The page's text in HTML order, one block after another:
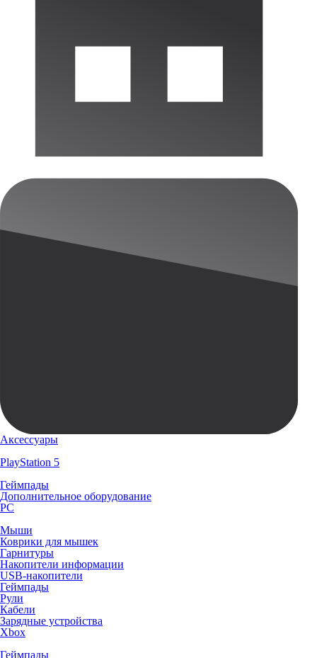
Аксессуары
PlayStation 5
Геймпады
Дополнительное оборудование
PC
Мыши
Коврики для мышек
Гарнитуры
Накопители информации
USB-накопители
Геймпады
Рули
Кабели
Зарядные устройства
Xbox
Геймпады